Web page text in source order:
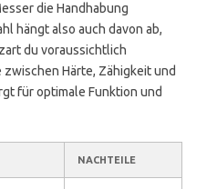
die Handhabung
hängt also auch davon ab,
du voraussichtlich
Härte, Zähigkeit und
für optimale Funktion und
NACHTEILE